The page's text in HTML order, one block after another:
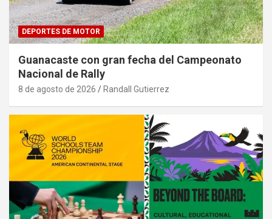
DEPORTES DE MOTOR
Guanacaste con gran fecha del Campeonato
Nacional de Rally
8 de agosto de 2026 Randall Gutierrez